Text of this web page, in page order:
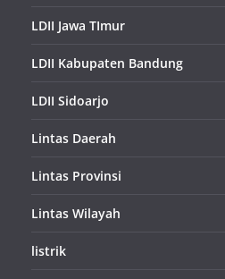
LDII Jawa TImur
LDII Kabupaten Bandung
LDII Sidoarjo
Lintas Daerah
Lintas Provinsi
Lintas Wilayah
listrik